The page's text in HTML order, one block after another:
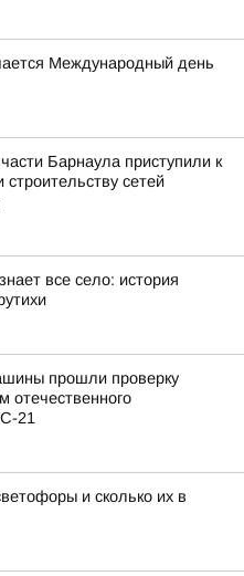
Международный день
Барнаула приступили к
строительству сетей
все село: история
прошли проверку
отечественного
21
и сколько их в